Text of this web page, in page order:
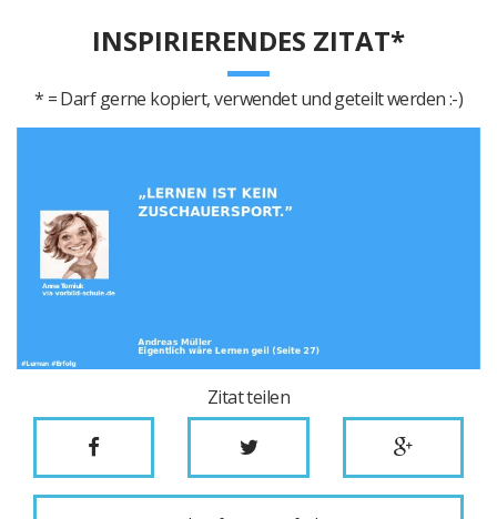
INSPIRIERENDES ZITAT*
* = Darf gerne kopiert, verwendet und geteilt werden :-)
Zitat teilen